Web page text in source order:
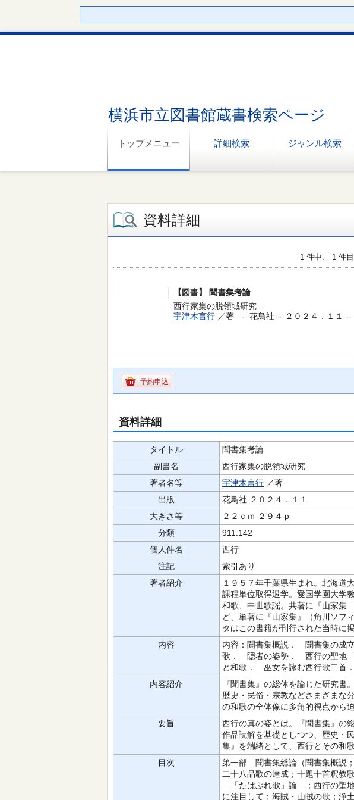
横浜市立図書館蔵書検索ページ
トップメニュー 詳細検索 ジャンル検索
資料詳細
1 件中、 1 件目
【図書】
聞書集考論
西行家集の脱領域研究 --
宇津木言行 ／著 -- 花鳥社 -- ２０２４．１１ --
予約申込
資料詳細
タイトル
聞書集考論
副書名
西行家集の脱領域研究
著者名等
宇津木言行 ／著
出版
花鳥社 ２０２４．１１
大きさ等
２２ｃｍ ２９４ｐ
分類
911.142
個人件名
西行
注記
索引あり
著者紹介
１９５７年千葉県生まれ。北海道
課程単位取得退学。愛国学園大学
和歌、中世歌謡。共著に『山家
ど、単著に『山家集』（角川ソフ
タはこの書籍が刊行された当時に
内容
内容：聞書集概説． 聞書集の成
歌． 隠者の姿勢． 西行の聖地
と和歌． 巫女を詠む西行歌二首
内容紹介
『聞書集』の総体を論じた研究書
歴史・民俗・宗教などさまざまな
の和歌の全体像に多角的視点から迫
要旨
西行の真の姿とは。『聞書集』の
作品読解を基礎としつつ、歴史・
集』を端緒として、西行とその和
目次
第一部 聞書集総論（聞書集概説
二十八品歌の達成；十題十首釈
―「たはぶれ歌」論―；西行の聖
に注目して；海賊・山賊の歌；浄